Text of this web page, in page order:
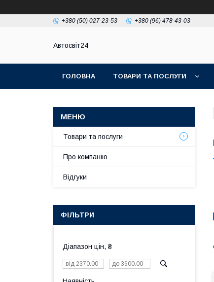
+380 (50) 027-23-53 +380 (96) 478-43-03
Автосвіт24
ГОЛОВНА ТОВАРИ ТА ПОСЛУГИ
Товари та послуги
Про компанію
Відгуки
ФІЛЬТРИ
Діапазон цін, ₴